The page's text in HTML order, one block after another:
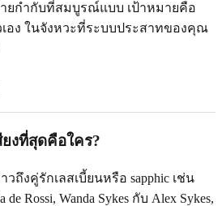
ายกำกับที่สมบูรณ์แบบ เป้าหมายคือ
อง ในจังหวะที่ระบบประสาทของคุณ
งที่สุดคือใคร?
ถึงคู่รักเลสเบี้ยนหรือ sapphic เช่น
de Rossi, Wanda Sykes กับ Alex Sykes,